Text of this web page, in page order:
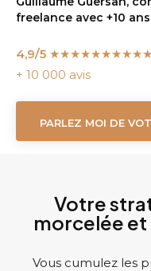
freelance avec +10
4,9/5 ★★★★★★★★★★
+ 10 000 avis
PARLEZ MOI DE
Votre
morcelée et
Vous cumulez les